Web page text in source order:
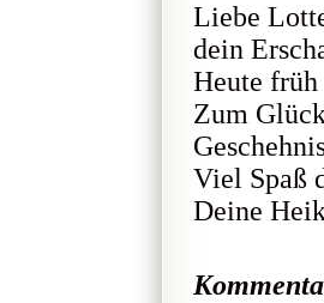
Liebe
dein
Heute
Zum
Viel Spaß
Deine